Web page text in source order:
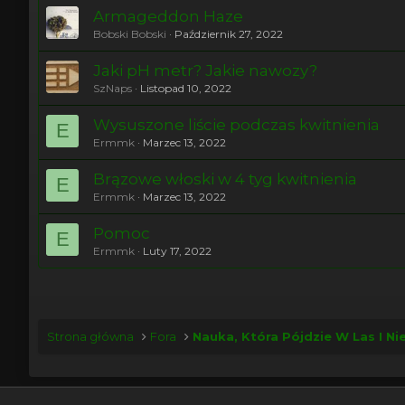
Armageddon Haze
Bobski Bobski Październik 27, 2022
Jaki pH metr? Jakie nawozy?
SzNaps Listopad 10, 2022
E Wysuszone liście podczas kwitnienia
Ermmk Marzec 13, 2022
E Brązowe włoski w 4 tyg kwitnienia
Ermmk Marzec 13, 2022
E Pomoc
Ermmk Luty 17, 2022
Strona główna Fora Nauka, Która Pójdzie W Las I